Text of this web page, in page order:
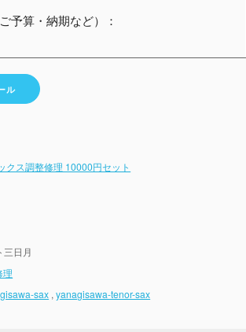
予算・納期など）：
ル
クス調整修理 10000円セット
三日月
理
sax ,yanagisawa-tenor-sax